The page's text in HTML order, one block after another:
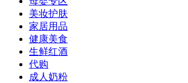
美妆护肤
家居用品
健康美食
生鲜红酒
代购
成人奶粉